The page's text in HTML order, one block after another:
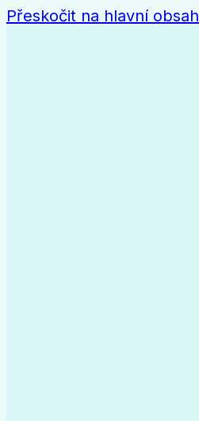
Přeskočit na hlavní obsah